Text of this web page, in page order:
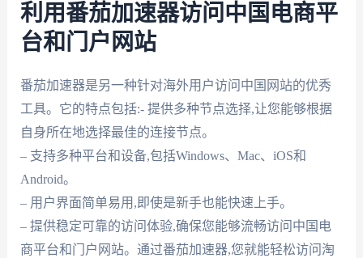
利用番茄加速器访问中国电商平
台和门户网站
番茄加速器是另一种针对海外用户访问中国网站的优秀
工具。它的特点包括:- 提供多种节点选择,让您能够根据
自身所在地选择最佳的连接节点。
– 支持多种平台和设备,包括Windows、Mac、iOS和
Android。
– 用户界面简单易用,即使是新手也能快速上手。
– 提供稳定可靠的访问体验,确保您能够流畅访问中国电
商平台和门户网站。通过番茄加速器,您就能轻松访问淘